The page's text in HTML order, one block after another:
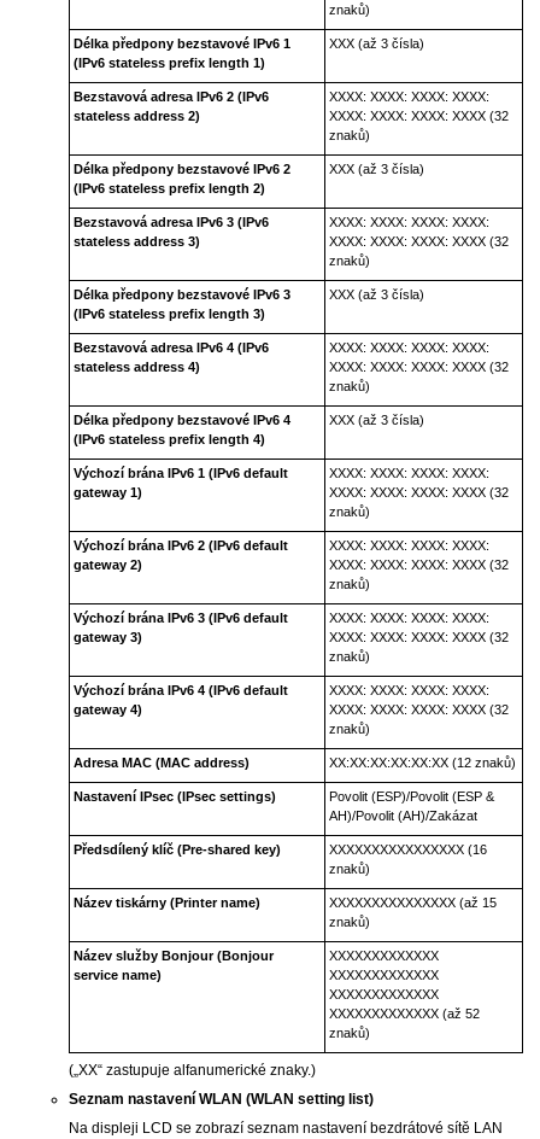
znaků)
Délka předpony bezstavové IPv6 1
(IPv6 stateless prefix length 1)
XXX (až 3 čísla)
Bezstavová adresa IPv6 2 (IPv6
stateless address 2)
XXXX: XXXX: XXXX: XXXX:
XXXX: XXXX: XXXX: XXXX (32
znaků)
Délka předpony bezstavové IPv6 2
(IPv6 stateless prefix length 2)
XXX (až 3 čísla)
Bezstavová adresa IPv6 3 (IPv6
stateless address 3)
XXXX: XXXX: XXXX: XXXX:
XXXX: XXXX: XXXX: XXXX (32
znaků)
Délka předpony bezstavové IPv6 3
(IPv6 stateless prefix length 3)
XXX (až 3 čísla)
Bezstavová adresa IPv6 4 (IPv6
stateless address 4)
XXXX: XXXX: XXXX: XXXX:
XXXX: XXXX: XXXX: XXXX (32
znaků)
Délka předpony bezstavové IPv6 4
(IPv6 stateless prefix length 4)
XXX (až 3 čísla)
Výchozí brána IPv6 1 (IPv6 default
gateway 1)
XXXX: XXXX: XXXX: XXXX:
XXXX: XXXX: XXXX: XXXX (32
znaků)
Výchozí brána IPv6 2 (IPv6 default
gateway 2)
XXXX: XXXX: XXXX: XXXX:
XXXX: XXXX: XXXX: XXXX (32
znaků)
Výchozí brána IPv6 3 (IPv6 default
gateway 3)
XXXX: XXXX: XXXX: XXXX:
XXXX: XXXX: XXXX: XXXX (32
znaků)
Výchozí brána IPv6 4 (IPv6 default
gateway 4)
XXXX: XXXX: XXXX: XXXX:
XXXX: XXXX: XXXX: XXXX (32
znaků)
Adresa MAC (MAC address) XX:XX:XX:XX:XX:XX (12 znaků)
Nastavení IPsec (IPsec settings) Povolit (ESP)/Povolit (ESP &
AH)/Povolit (AH)/Zakázat
Předsdílený klíč (Pre-shared key)
XXXXXXXXXXXXXXXX (16
znaků)
Název tiskárny (Printer name)
XXXXXXXXXXXXXXX (až 15
znaků)
Název služby Bonjour (Bonjour
service name)
XXXXXXXXXXXXX
XXXXXXXXXXXXX
XXXXXXXXXXXXX
XXXXXXXXXXXXX (až 52
znaků)
(„XX“ zastupuje alfanumerické znaky.)
Seznam nastavení WLAN (WLAN setting list)
Na displeji LCD se zobrazí seznam nastavení bezdrátové sítě LAN